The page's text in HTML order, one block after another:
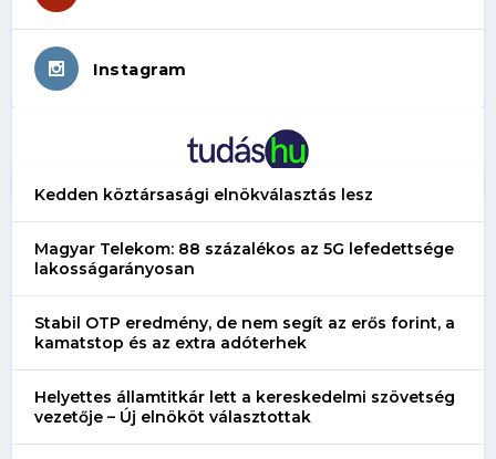
Instagram
Kedden köztársasági elnökválasztás lesz
Magyar Telekom: 88 százalékos az 5G lefedettsége
lakosságarányosan
Stabil OTP eredmény, de nem segít az erős forint, a
kamatstop és az extra adóterhek
Helyettes államtitkár lett a kereskedelmi szövetség
vezetője – Új elnököt választottak